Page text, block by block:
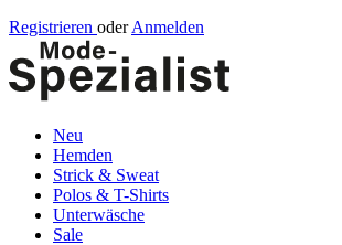
Registrieren oder Anmelden
Neu
Hemden
Strick & Sweat
Polos & T-Shirts
Unterwäsche
Sale